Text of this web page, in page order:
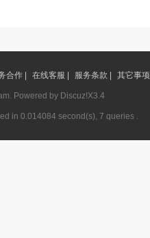
合作 | 在线客服 | 服务条款 | 其它事项
Powered by Discuz!X3.4
in 0.014084 second(s), 7 queries .